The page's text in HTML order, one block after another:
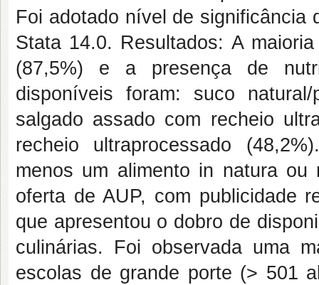
Foi adotado nível de significância
Stata 14.0. Resultados: A
(87,5%) e a presença de
disponíveis foram: suco
salgado assado com recheio
recheio ultraprocessado
menos um alimento in natura ou
oferta de AUP, com publicidade
que apresentou o dobro de
culinárias. Foi observada uma
escolas de grande porte (> 501